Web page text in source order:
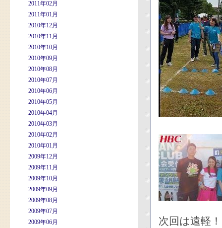
2011年02月
2011年01月
2010年12月
2010年11月
2010年10月
2010年09月
2010年08月
2010年07月
2010年06月
2010年05月
2010年04月
2010年03月
2010年02月
2010年01月
2009年12月
2009年11月
2009年10月
2009年09月
2009年08月
2009年07月
2009年06月
次回は遠軽！